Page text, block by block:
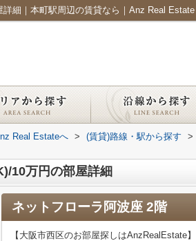
細｜本町駅周辺の賃貸なら｜Anz Real Estate
Real Estateへ > (賃貸)路線・駅から探す >
10万円の部屋詳細
ネットフローラ阿波座 2階
【大阪市西区のお部屋探しはAnzRealEstate】